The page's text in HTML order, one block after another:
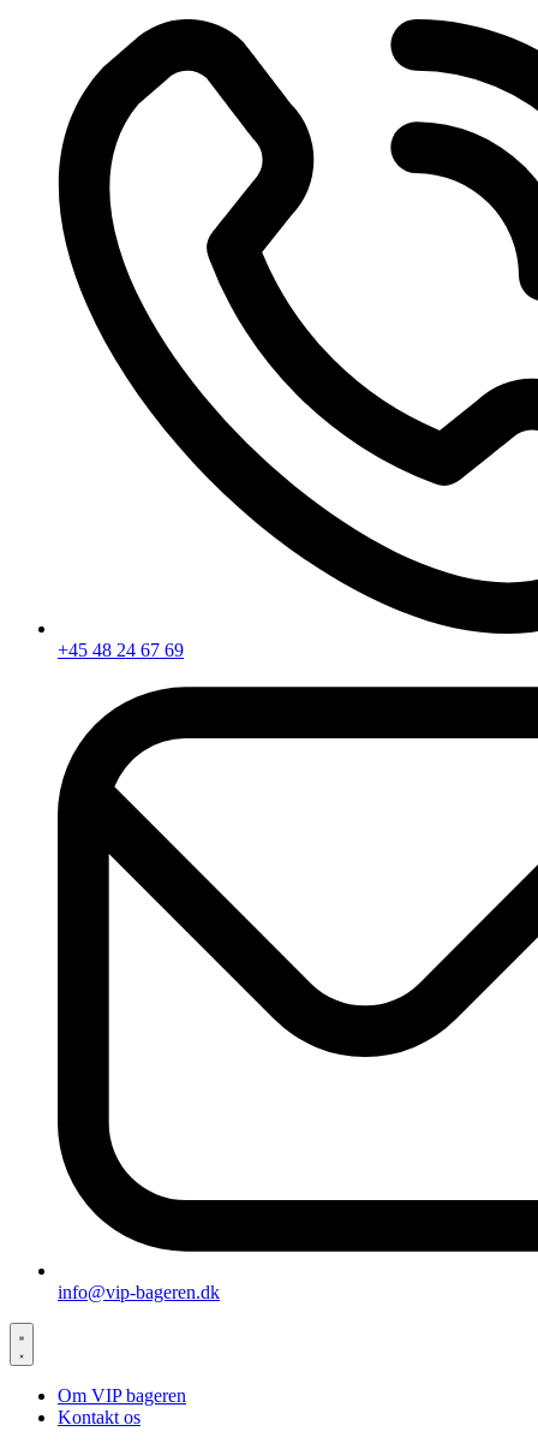
+45 48 24 67 69
info@vip-bageren.dk
Om VIP bageren
Kontakt os